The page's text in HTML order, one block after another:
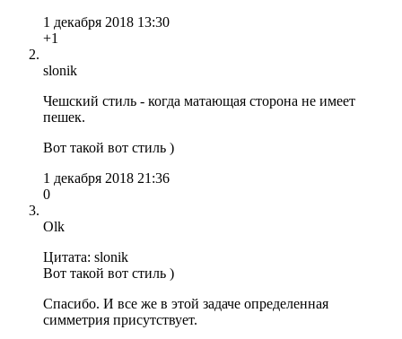
1 декабря 2018 13:30
+1
slonik
Чешский стиль - когда матающая сторона не имеет
пешек.
Вот такой вот стиль )
1 декабря 2018 21:36
0
Olk
Цитата: slonik
Вот такой вот стиль )
Спасибо. И все же в этой задаче определенная
симметрия присутствует.